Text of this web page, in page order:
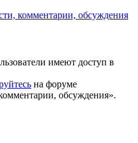
комментарии, обсуждения
имеют доступ в
на форуме
обсуждения».